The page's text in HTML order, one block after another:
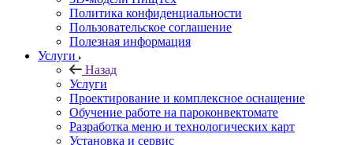
Политика конфиденциальности
Пользовательское соглашение
Полезная информация
Услуги
Назад
Услуги
Проектирование и комплексное оснащение
Обучение работе на пароконвектомате
Разработка меню и технологических карт
Установка и сервис